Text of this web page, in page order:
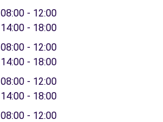
08:00 - 12:00
14:00 - 18:00
08:00 - 12:00
14:00 - 18:00
08:00 - 12:00
14:00 - 18:00
08:00 - 12:00